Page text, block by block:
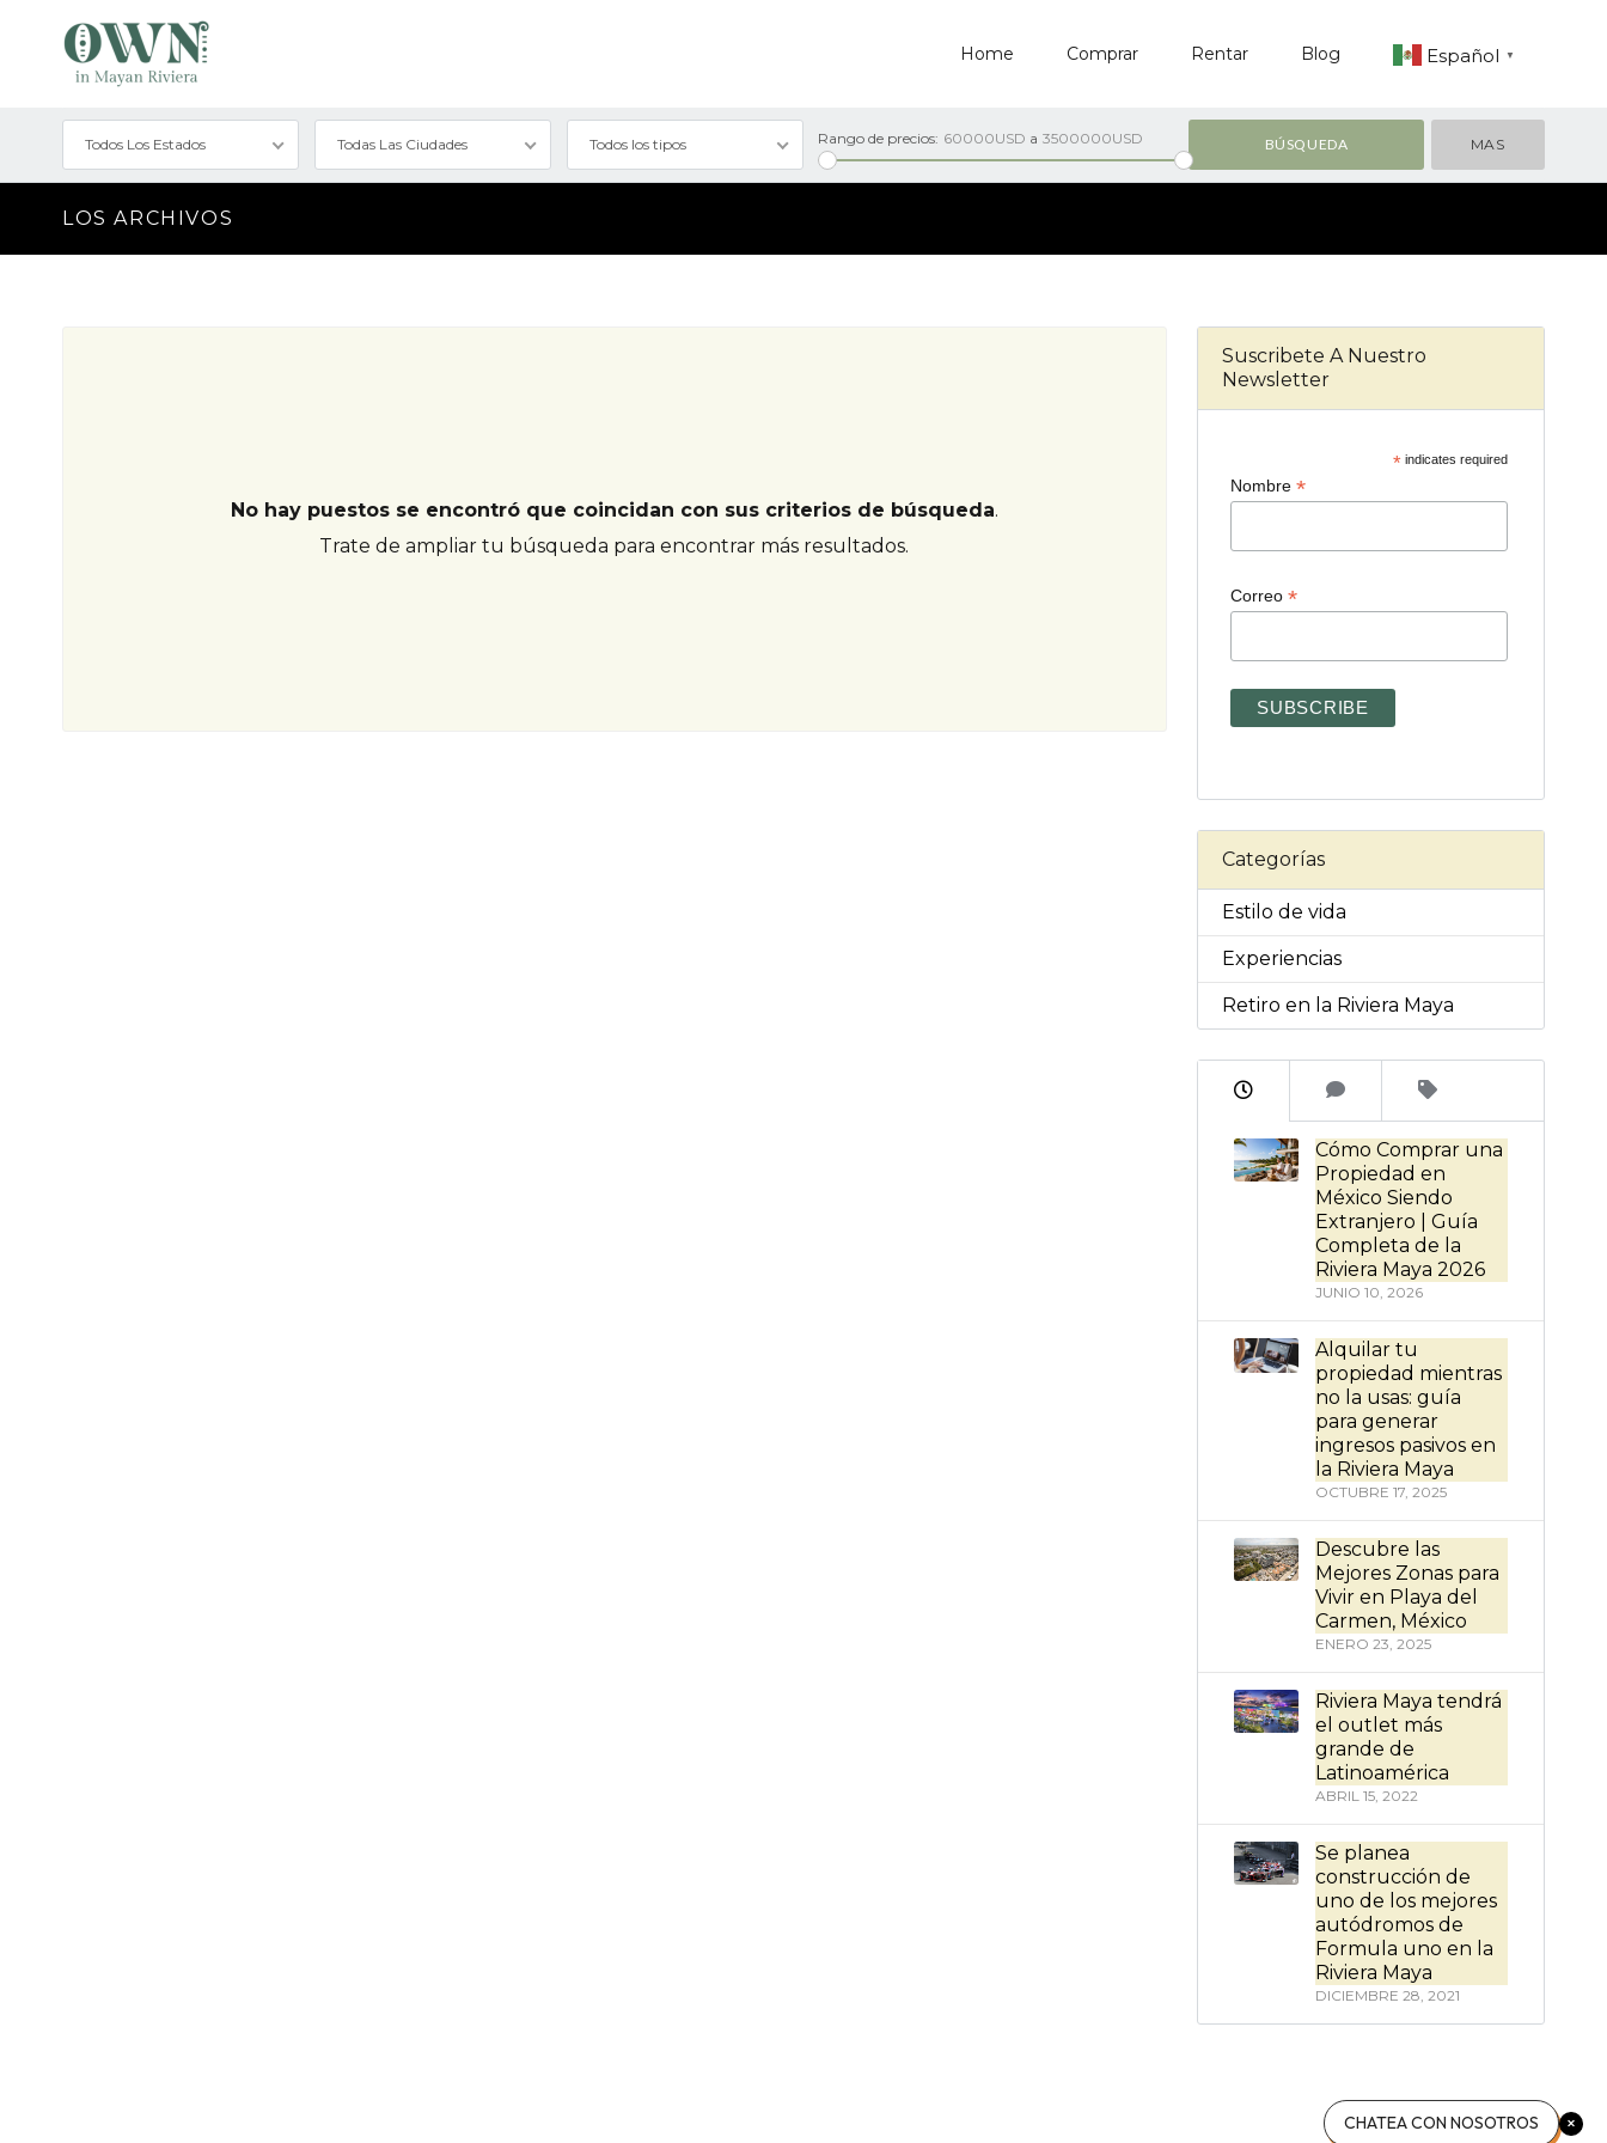
Home Comprar Rentar Blog Español ▼
Todos Los Estados Todas Las Ciudades Todos los tipos Rango de precios: 60000USD a 3500000USD MAS
LOS ARCHIVOS
No hay puestos se encontró que coincidan con sus criterios de búsqueda.
Trate de ampliar tu búsqueda para encontrar más resultados.
Suscribete A Nuestro
Newsletter
* indicates required
Nombre*
Correo*
Categorías
Estilo de vida
Experiencias
Retiro en la Riviera Maya
Cómo Comprar una
Propiedad en
México Siendo
Extranjero | Guía
Completa de la
Riviera Maya 2026
JUNIO 10, 2026
Alquilar tu
propiedad mientras
no la usas: guía
para generar
ingresos pasivos en
la Riviera Maya
OCTUBRE 17, 2025
Descubre las
Mejores Zonas para
Vivir en Playa del
Carmen, México
ENERO 23, 2025
Riviera Maya tendrá
el outlet más
grande de
Latinoamérica
ABRIL 15, 2022
Se planea
construcción de
uno de los mejores
autódromos de
Formula uno en la
Riviera Maya
DICIEMBRE 28, 2021
CHATEA CON NOSOTROS